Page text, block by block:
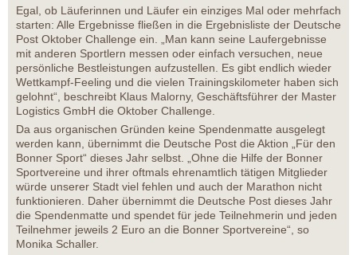
Egal, ob Läuferinnen und Läufer ein einziges Mal oder mehrfach
starten: Alle Ergebnisse fließen in die Ergebnisliste der Deutsche
Post Oktober Challenge ein. „Man kann seine Laufergebnisse
mit anderen Sportlern messen oder einfach versuchen, neue
persönliche Bestleistungen aufzustellen. Es gibt endlich wieder
Wettkampf-Feeling und die vielen Trainingskilometer haben sich
gelohnt“, beschreibt Klaus Malorny, Geschäftsführer der Master
Logistics GmbH die Oktober Challenge.
Da aus organischen Gründen keine Spendenmatte ausgelegt
werden kann, übernimmt die Deutsche Post die Aktion „Für den
Bonner Sport“ dieses Jahr selbst. „Ohne die Hilfe der Bonner
Sportvereine und ihrer oftmals ehrenamtlich tätigen Mitglieder
würde unserer Stadt viel fehlen und auch der Marathon nicht
funktionieren. Daher übernimmt die Deutsche Post dieses Jahr
die Spendenmatte und spendet für jede Teilnehmerin und jeden
Teilnehmer jeweils 2 Euro an die Bonner Sportvereine“, so
Monika Schaller.